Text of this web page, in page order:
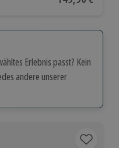
Erlebnis passt? Kein
andere unserer